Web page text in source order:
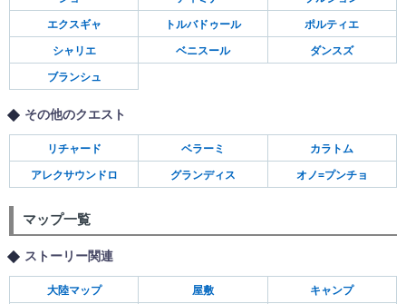
エクスギャ トルバドゥール ポルティエ
シャリエ ベニスール ダンスズ
ブランシュ
その他のクエスト
リチャード ベラーミ カラトム
アレクサウンドロ グランディス オノ=プンチョ
マップ一覧
ストーリー関連
大陸マップ 屋敷 キャンプ